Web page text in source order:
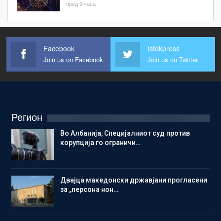
пред 9 часа
Facebook
Join us on Facebook
Istokpress
Join us on Twitter
Регион
Во Албанија, Специјалниот суд против
корупција го ограничи…
Двајца македонски државјани прогласени
за „персона нон…